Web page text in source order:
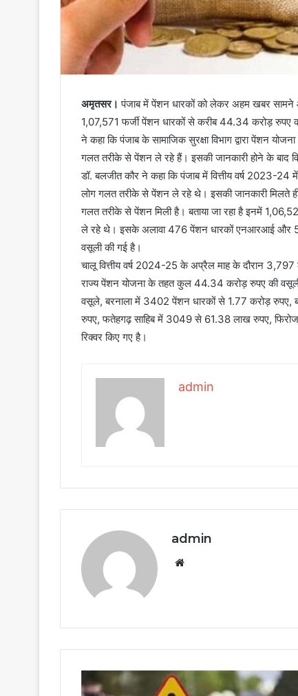
अमृतसर। पंजाब में पेंशन धारकों को लेकर अहम खबर सामने
1,07,571 फर्जी पेंशन धारकों से करीब 44.34 करोड़ रुपए
ने कहा कि पंजाब के सामाजिक सुरक्षा विभाग द्वारा पेंशन
गलत तरीके से पेंशन ले रहे हैं। इसकी जानकारी होने के बाद
डॉ. बलजीत कौर ने कहा कि पंजाब में वित्तीय वर्ष
लोग गलत तरीके से पेंशन ले रहे थे। इसकी जानकारी मिलते ही
गलत तरीके से पेंशन मिली है। बताया जा रहा है इनमें
ले रहे थे। इसके अलावा 476 पेंशन धारकों एनआरआई और
वसूली की गई है।
चालू वित्तीय वर्ष 2024-25 के अप्रैल माह के दौरान
राज्य पेंशन योजना के तहत कुल 44.34 करोड़ रुपए की
वसूले, बरनाला में 3402 पेंशन धारकों से 1.77 करोड़
रुपए, फतेहगढ़ साहिब में 3049 से 61.38 लाख रुपए,
रिक्वर किए गए है।
admin
admin